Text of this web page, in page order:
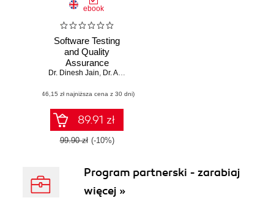
ebook
Software Testing
and Quality
Assurance
Dr. Dinesh Jain, Dr. Abhay Kothari
(46,15 zł najniższa cena z 30 dni)
89.91 zł
99.90 zł (-10%)
Program partnerski - zarabiaj
więcej »